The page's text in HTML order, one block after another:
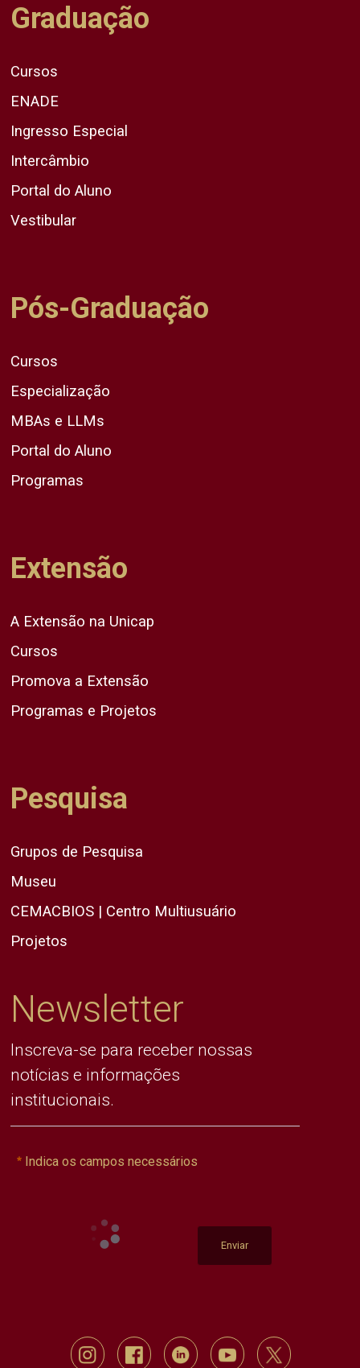
Graduação
Cursos
ENADE
Ingresso Especial
Intercâmbio
Portal do Aluno
Vestibular
Pós-Graduação
Cursos
Especialização
MBAs e LLMs
Portal do Aluno
Programas
Extensão
A Extensão na Unicap
Cursos
Promova a Extensão
Programas e Projetos
Pesquisa
Grupos de Pesquisa
Museu
CEMACBIOS | Centro Multiusuário
Projetos
Newsletter
Inscreva-se para receber nossas
notícias e informações
institucionais.
Indica os campos necessários
Enviar